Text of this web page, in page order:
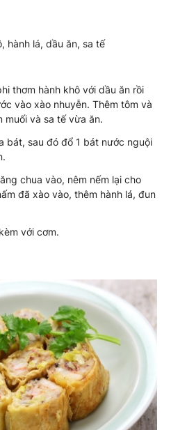
hành lá, dầu ăn, sa tế
thơm hành khô với dầu ăn rồi
vào xào nhuyễn. Thêm tôm và
muối và sa tế vừa ăn.
bát, sau đó đổ 1 bát nước nguội
chua vào, nêm nếm lại cho
đã xào vào, thêm hành lá, đun
với cơm.